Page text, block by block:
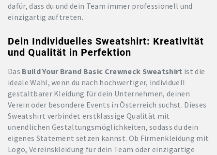
dafür, dass du und dein Team immer professionell und
einzigartig auftreten.
Dein Individuelles Sweatshirt: Kreativität
und Qualität in Perfektion
Das Build Your Brand Basic Crewneck Sweatshirt ist die
ideale Wahl, wenn du nach hochwertiger, individuell
gestaltbarer Kleidung für dein Unternehmen, deinen
Verein oder besondere Events in Österreich suchst. Dieses
Sweatshirt verbindet erstklassige Qualität mit
unendlichen Gestaltungsmöglichkeiten, sodass du dein
eigenes Statement setzen kannst. Ob Firmenkleidung mit
Logo, Vereinskleidung für dein Team oder einzigartige